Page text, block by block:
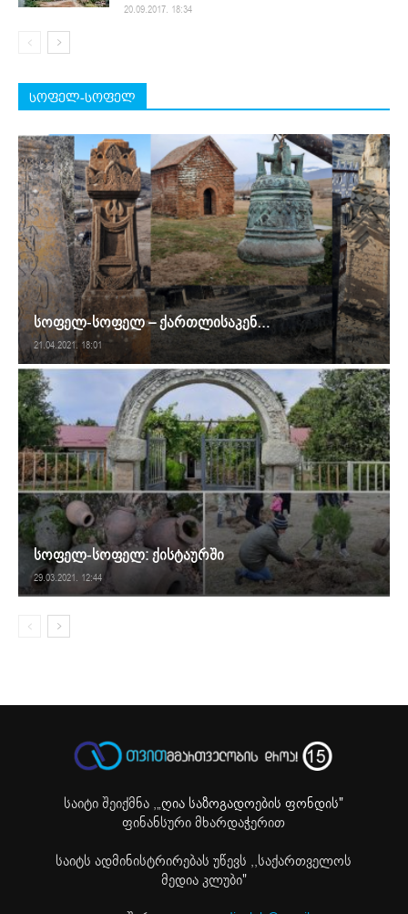
20.09.2017. 18:34
სოფელ-სოფელ
სოფელ-სოფელ – ქართლისაკენ…
21.04.2021. 18:01
სოფელ-სოფელ: ქისტაურში
29.03.2021. 12:44
საიტი შეიქმნა ,„ღია საზოგადოების ფონდის"
ფინანსური მხარდაჭერით
საიტს ადმინისტრირებას უწევს ,,საქართველოს
მედია კლუბი"